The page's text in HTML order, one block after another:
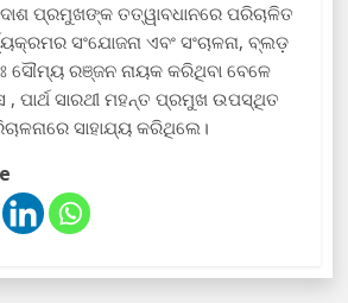
ପ୍ରମୁଖଙ୍କ ତତ୍ୱାବଧାନରେ ପରିଚାଳିତ
ସଂଯୋଜନା ଏବଂ ସଂଚାଳନା, ବ୍ଲଡ଼
ସୌମ୍ୟ ରଞ୍ଜନ ନାୟକ କରିଥିବା ବେଳେ
, ପାର୍ଥ ସାରଥୀ ମହନ୍ତ ପ୍ରମୁଖ ଉପସ୍ଥିତ
ସାହାଯ୍ୟ କରିଥିଲେ।